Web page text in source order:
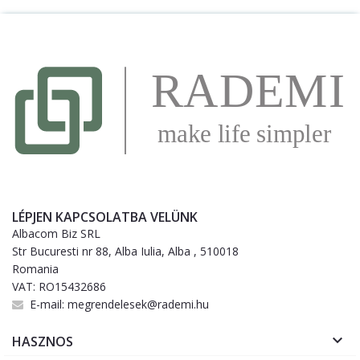
LÉPJEN KAPCSOLATBA VELÜNK
Albacom Biz SRL
Str Bucuresti nr 88, Alba Iulia, Alba , 510018
Romania
VAT: RO15432686
E-mail: megrendelesek@rademi.hu
HASZNOS 